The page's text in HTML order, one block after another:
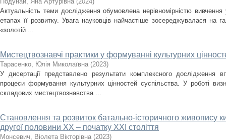
Актуальність теми дослідження обумовлена нерівномірністю вивчення
етапах її розвитку. Увага науковців найчастіше зосереджувалася на
«золотій ...
Мистецтвознавчі практики у формуванні культурних
Тарасенко, Юлія Миколаївна (2023)
У дисертації представлено результати комплексного дослідження
процеси формування культурних цінностей суспільства. У роботі
складових мистецтвознавства ...
Становлення та розвиток батально-історичного живопису
другої половини ХХ – початку XXI століття
Монсевич, Віолета Вікторівна (2023)